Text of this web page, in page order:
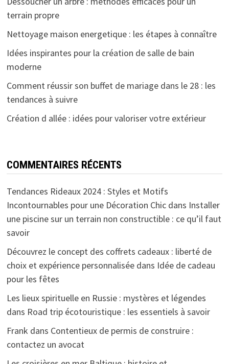
terrain propre
Nettoyage maison energetique : les étapes à connaître
Idées inspirantes pour la création de salle de bain
moderne
Comment réussir son buffet de mariage dans le 28 : les
tendances à suivre
Création d allée : idées pour valoriser votre extérieur
COMMENTAIRES RÉCENTS
Tendances Rideaux 2024 : Styles et Motifs
Incontournables pour une Décoration Chicdans Installer
une piscine sur un terrain non constructible : ce qu’il faut
savoir
Découvrez le concept des coffrets cadeaux : liberté de
choix et expérience personnaliséedans Idée de cadeau
pour les fêtes
Les lieux spirituelle en Russie : mystères et légendes
dans Road trip écotouristique : les essentiels à savoir
Frank dans Contentieux de permis de construire :
contactez un avocat